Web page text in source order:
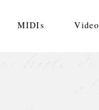
MIDIs Video